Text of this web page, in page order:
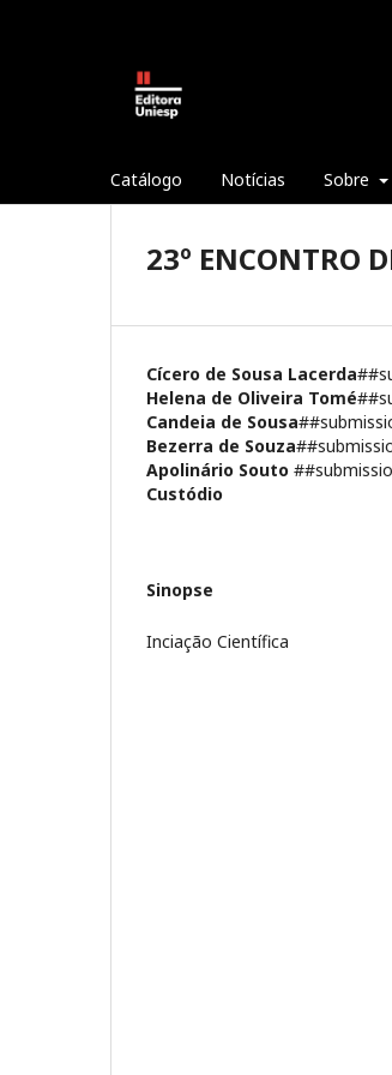
Catálogo Notícias Sobre
23º ENCONTRO
Cícero de Sousa Lacerda
Helena de Oliveira Tomé
Candeia de Sousa
Bezerra de Souza
Apolinário Souto
Custódio
Sinopse
Inciação Científica